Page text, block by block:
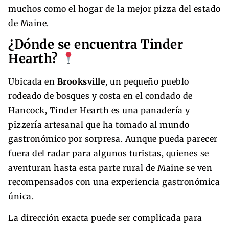
muchos como el hogar de la mejor pizza del estado
de Maine.
¿Dónde se encuentra Tinder
Hearth?
Ubicada en Brooksville, un pequeño pueblo
rodeado de bosques y costa en el condado de
Hancock, Tinder Hearth es una panadería y
pizzería artesanal que ha tomado al mundo
gastronómico por sorpresa. Aunque pueda parecer
fuera del radar para algunos turistas, quienes se
aventuran hasta esta parte rural de Maine se ven
recompensados con una experiencia gastronómica
única.
La dirección exacta puede ser complicada para